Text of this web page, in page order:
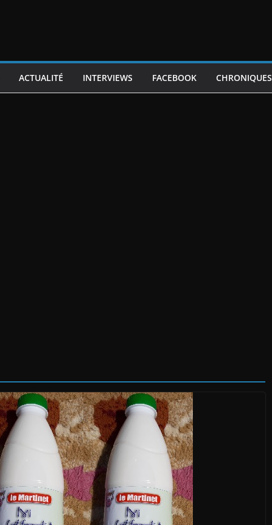
ACTUALITÉ INTERVIEWS FACEBOOK CHRONIQUES